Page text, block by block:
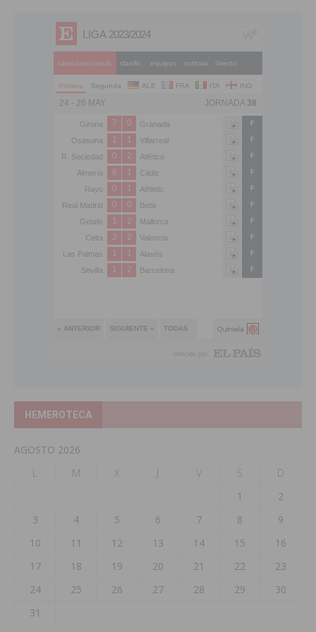
HEMEROTECA
AGOSTO 2026
L
M X J V S
D
1
2
3
4 5 6 7 8
9
10
11 12 13 14 15
16
17
18 19 20 21 22
23
24
25 26 27 28 29
30
31